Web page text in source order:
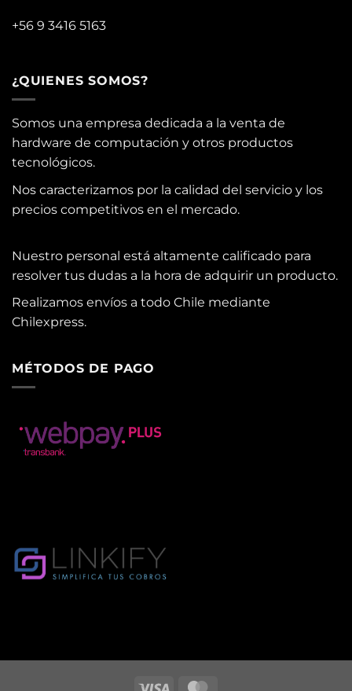
+56 9 3416 5163
¿QUIENES SOMOS?
Somos una empresa dedicada a la venta de
hardware de computación y otros productos
tecnológicos.
Nos caracterizamos por la calidad del servicio y los
precios competitivos en el mercado.
Nuestro personal está altamente calificado para
resolver tus dudas a la hora de adquirir un producto.
Realizamos envíos a todo Chile mediante
Chilexpress.
MÉTODOS DE PAGO